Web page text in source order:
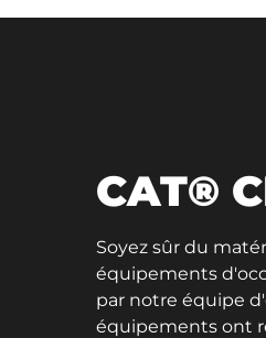
CAT®
Soyez sûr du
équipements
par notre équipe
équipements ont